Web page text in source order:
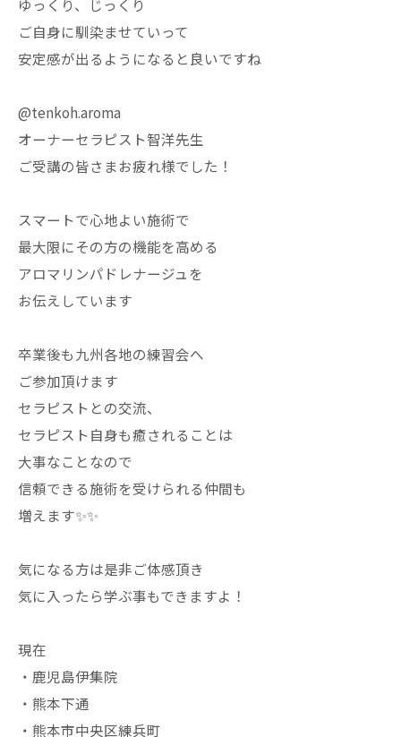
ゆっくり、じっくり
ご自身に馴染ませていって
安定感が出るようになると良いですね
@tenkoh.aroma
オーナーセラピスト智洋先生
ご受講の皆さまお疲れ様でした！
スマートで心地よい施術で
最大限にその方の機能を高める
アロマリンパドレナージュを
お伝えしています
卒業後も九州各地の練習会へ
ご参加頂けます
セラピストとの交流、
セラピスト自身も癒されることは
大事なことなので
信頼できる施術を受けられる仲間も
増えます✨✨
気になる方は是非ご体感頂き
気に入ったら学ぶ事もできますよ！
現在
・鹿児島伊集院
・熊本下通
・熊本市中央区練兵町